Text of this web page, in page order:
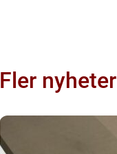
Fler nyheter